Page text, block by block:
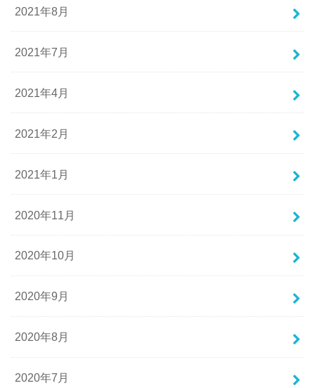
2021年8月
2021年7月
2021年4月
2021年2月
2021年1月
2020年11月
2020年10月
2020年9月
2020年8月
2020年7月